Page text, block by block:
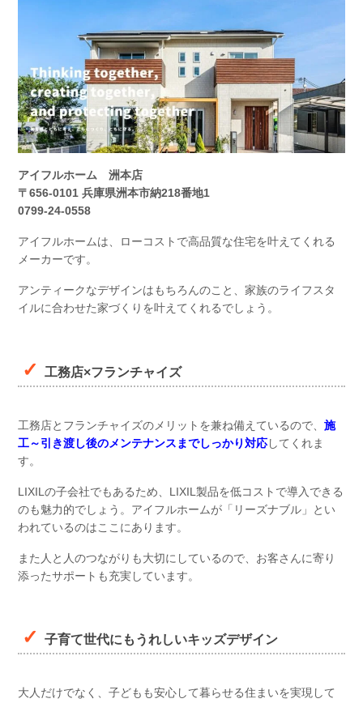
アイフルホーム 洲本店
〒656-0101 兵庫県洲本市納218番地1
0799-24-0558
アイフルホームは、ローコストで高品質な住宅を叶えてくれる
メーカーです。
アンティークなデザインはもちろんのこと、家族のライフスタ
イルに合わせた家づくりを叶えてくれるでしょう。
工務店×フランチャイズ
工務店とフランチャイズのメリットを兼ね備えているので、 施
工～引き渡し後のメンテナンスまでしっかり対応してくれま
す。
LIXILの子会社でもあるため、LIXIL製品を低コストで導入できる
のも魅力的でしょう。アイフルホームが「リーズナブル」とい
われているのはここにあります。
また人と人のつながりも大切にしているので、お客さんに寄り
添ったサポートも充実しています。
子育て世代にもうれしいキッズデザイン
大人だけでなく、子どもも安心して暮らせる住まいを実現して